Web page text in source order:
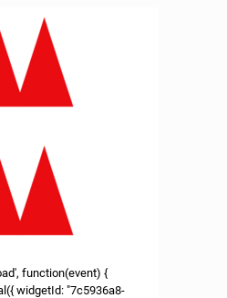
function(event) {
widgetId: "7c5936a8-